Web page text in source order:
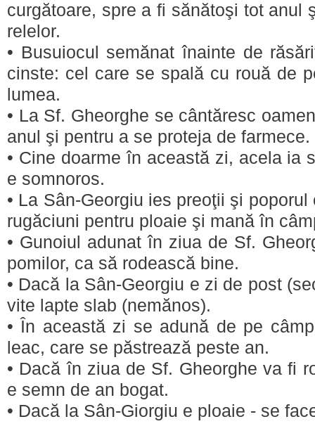
curgătoare, spre a fi sănătoşi tot anul
relelor.
• Busuiocul semănat înainte de
cinste: cel care se spală cu rouă de
lumea.
• La Sf. Gheorghe se cântăresc
anul şi pentru a se proteja de farmece.
• Cine doarme în această zi, acela ia
e somnoros.
• La Sân-Georgiu ies preoţii şi
rugăciuni pentru ploaie şi mană în
• Gunoiul adunat în ziua de Sf.
pomilor, ca să rodească bine.
• Dacă la Sân-Georgiu e zi de post
vite lapte slab (nemănos).
• În această zi se adună de pe
leac, care se păstrează peste an.
• Dacă în ziua de Sf. Gheorghe va fi
e semn de an bogat.
• Dacă la Sân-Giorgiu e ploaie - se